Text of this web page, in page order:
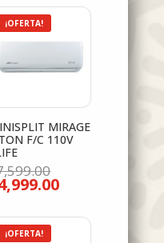
$5,599.00.
¡OFERTA!
MIRAGE
F/C 110V
El
precio
original
$7,599.00.
El
es:
¡OFERTA!